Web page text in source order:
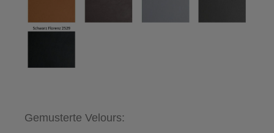
Gemusterte Velours: